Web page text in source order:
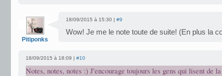
Pitiponks
18/09/2015 à 15:30 | #9
Wow! Je me le note toute de suite! (En plus la
18/09/2015 à 18:09 | #10
Notes, notes, notes :) J'encourage toujours les gens qui lisent de